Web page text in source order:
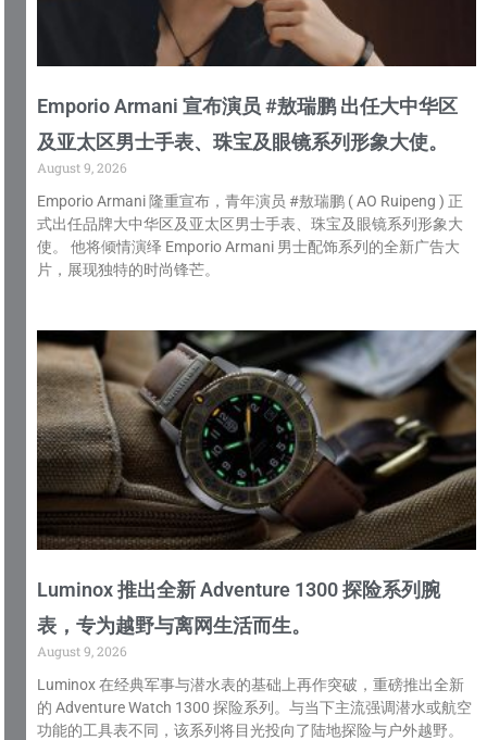
Emporio Armani 宣布演员 #敖瑞鹏 出任大中华区
及亚太区男士手表、珠宝及眼镜系列形象大使。
August 9, 2026
Emporio Armani 隆重宣布，青年演员 #敖瑞鹏 ( AO Ruipeng ) 正
式出任品牌大中华区及亚太区男士手表、珠宝及眼镜系列形象大
使。 他将倾情演绎 Emporio Armani 男士配饰系列的全新广告大
片，展现独特的时尚锋芒。
Luminox 推出全新 Adventure 1300 探险系列腕
表，专为越野与离网生活而生。
August 9, 2026
Luminox 在经典军事与潜水表的基础上再作突破，重磅推出全新
的 Adventure Watch 1300 探险系列。与当下主流强调潜水或航空
功能的工具表不同，该系列将目光投向了陆地探险与户外越野。